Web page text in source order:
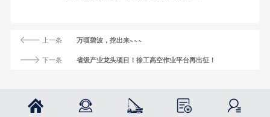
上一条 万顷碧波，挖出来~~~
下一条 省级产业龙头项目！徐工高空作业平台再出征！